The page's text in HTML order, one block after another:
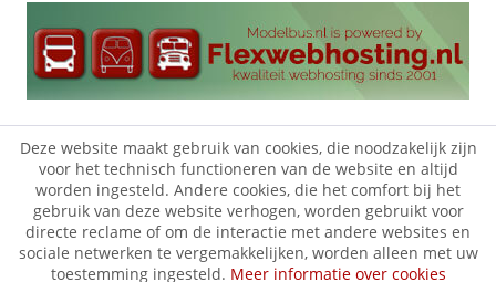
Deze website maakt gebruik van cookies, die noodzakelijk zijn
voor het technisch functioneren van de website en altijd
worden ingesteld. Andere cookies, die het comfort bij het
gebruik van deze website verhogen, worden gebruikt voor
directe reclame of om de interactie met andere websites en
sociale netwerken te vergemakkelijken, worden alleen met uw
toestemming ingesteld. Meer informatie over cookies